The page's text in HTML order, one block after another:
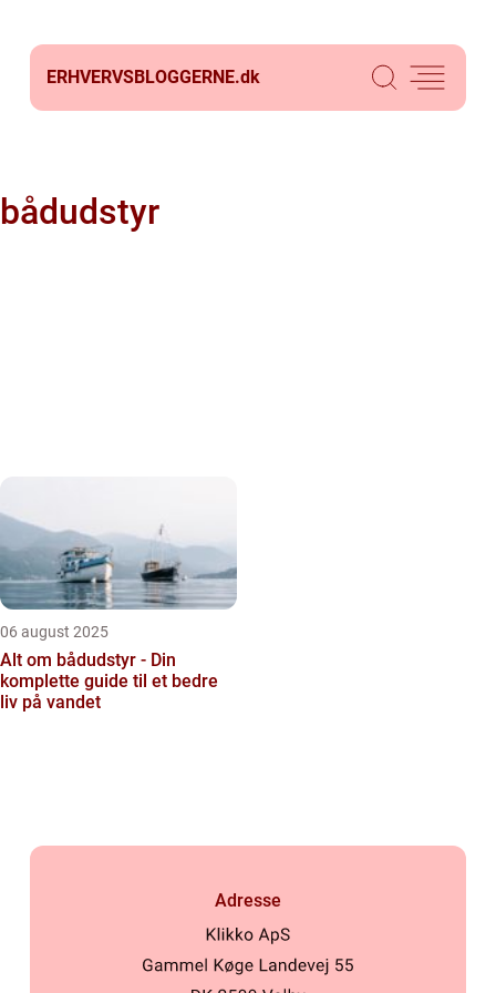
ERHVERVSBLOGGERNE.dk
bådudstyr
06 august 2025
Alt om bådudstyr - Din
komplette guide til et bedre
liv på vandet
Adresse